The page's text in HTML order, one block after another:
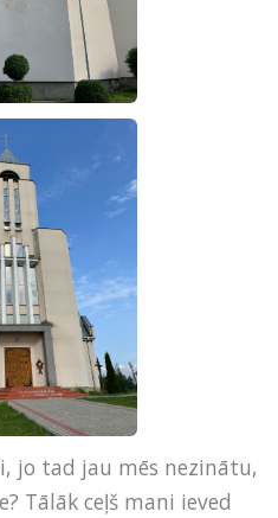
jo tad jau mēs nezinātu,
Tālāk ceļš mani ieved